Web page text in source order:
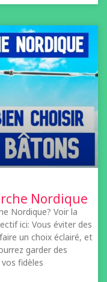
Nordique
Nordique? Voir la
ici: Vous éviter des
un choix éclairé, et
garder des
fidèles